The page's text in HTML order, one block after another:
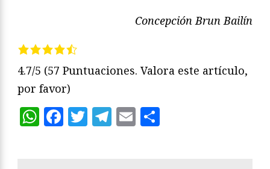
Concepción Brun Bailín
4.7/5 (57 Puntuaciones. Valora este artículo,
por favor)
WhatsApp
Facebook
Twitter
Telegram
Email